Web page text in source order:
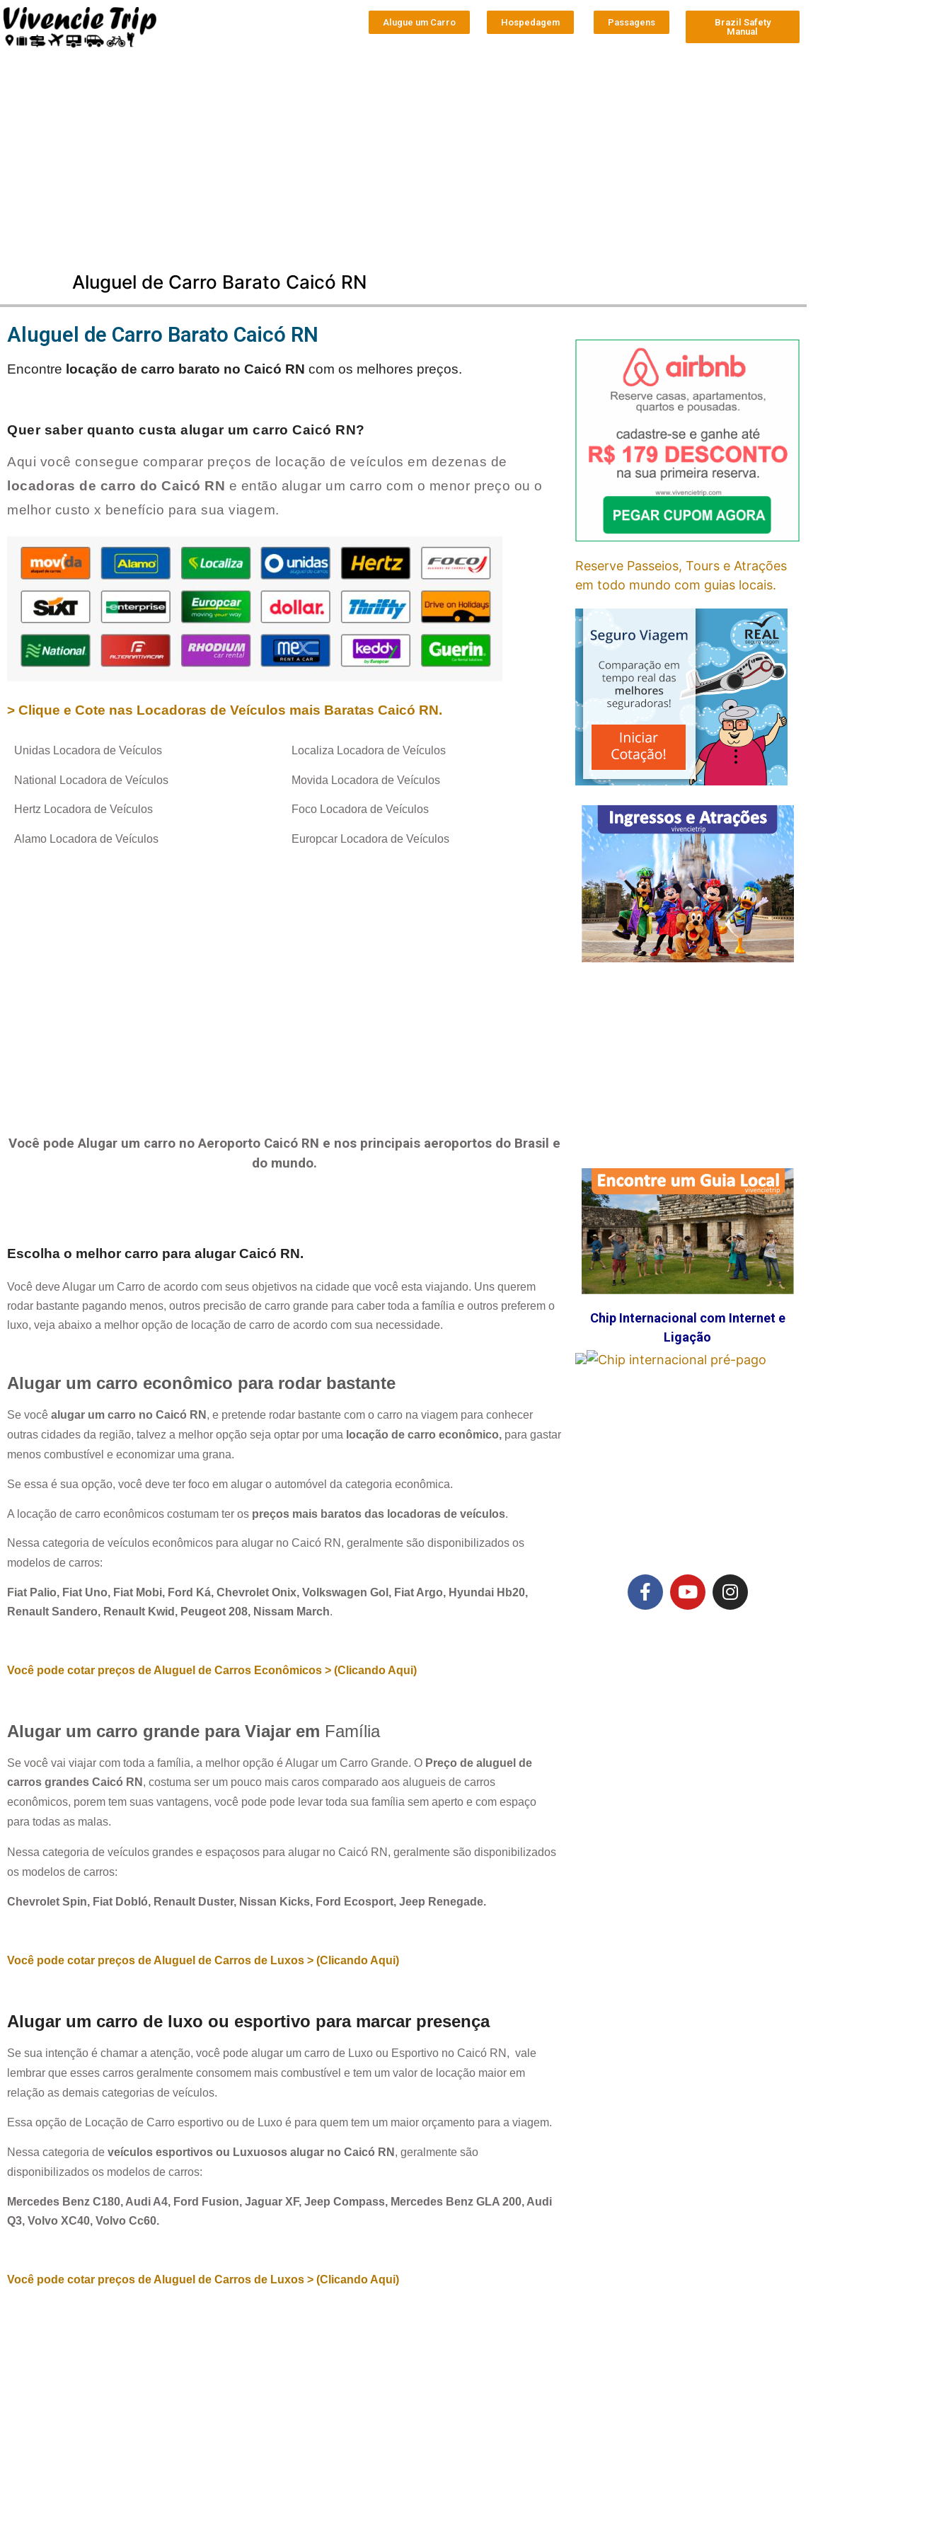
Alugue um Carro Hospedagem Passagens
Brazil Safety
Manual
Aluguel de Carro Barato Caicó RN
Aluguel de Carro Barato Caicó RN
Encontre locação de carro barato no Caicó RN com os melhores preços.
Quer saber quanto custa alugar um carro Caicó RN?
Aqui você consegue comparar preços de locação de veículos em dezenas de
locadoras de carro do Caicó RN e então alugar um carro com o menor preço ou o
melhor custo x benefício para sua viagem.
> Clique e Cote nas Locadoras de Veículos mais Baratas Caicó RN.
Unidas Locadora de Veículos
National Locadora de Veículos
Hertz Locadora de Veículos
Alamo Locadora de Veículos
Localiza Locadora de Veículos
Movida Locadora de Veículos
Foco Locadora de Veículos
Europcar Locadora de Veículos
Você pode Alugar um carro no Aeroporto Caicó RN e nos principais aeroportos do Brasil e
do mundo.
Escolha o melhor carro para alugarCaicó RN.
Você deve Alugar um Carro de acordo com seus objetivos na cidade que você esta viajando. Uns querem
rodar bastante pagando menos, outros precisão de carro grande para caber toda a família e outros preferem o
luxo, veja abaixo a melhor opção de locação de carro de acordo com sua necessidade.
Alugar um carro econômico para rodar bastante
Se você alugar um carro no Caicó RN , e pretende rodar bastante com o carro na viagem para conhecer
outras cidades da região, talvez a melhor opção seja optar por uma locação de carro econômico, para gastar
menos combustível e economizar uma grana.
Se essa é sua opção, você deve ter foco em alugar o automóvel da categoria econômica.
A locação de carro econômicos costumam ter os preços mais baratos das locadoras de veículos.
Nessa categoria de veículos econômicos para alugar no Caicó RN , geralmente são disponibilizados os
modelos de carros:
Fiat Palio, Fiat Uno, Fiat Mobi, Ford Ká, Chevrolet Onix, Volkswagen Gol, Fiat Argo, Hyundai Hb20,
Renault Sandero, Renault Kwid, Peugeot 208, Nissam March.
Você pode cotar preços de Aluguel de Carros Econômicos > (Clicando Aqui)
Alugar um carro grande para Viajar em Família
Se você vai viajar com toda a família, a melhor opção é Alugar um Carro Grande. O Preço de aluguel de
carros grandes Caicó RN , costuma ser um pouco mais caros comparado aos alugueis de carros
econômicos, porem tem suas vantagens, você pode pode levar toda sua família sem aperto e com espaço
para todas as malas.
Nessa categoria de veículos grandes e espaçosos para alugar no Caicó RN , geralmente são disponibilizados
os modelos de carros:
Chevrolet Spin, Fiat Dobló, Renault Duster, Nissan Kicks, Ford Ecosport, Jeep Renegade.
Você pode cotar preços de Aluguel de Carros de Luxos > (Clicando Aqui)
Alugar um carro de luxo ou esportivo para marcar presença
Se sua intenção é chamar a atenção, você pode alugar um carro de Luxo ou Esportivo no Caicó RN , vale
lembrar que esses carros geralmente consomem mais combustível e tem um valor de locação maior em
relação as demais categorias de veículos.
Essa opção de Locação de Carro esportivo ou de Luxo é para quem tem um maior orçamento para a viagem.
Nessa categoria de veículos esportivos ou Luxuosos alugar no Caicó RN , geralmente são
disponibilizados os modelos de carros:
Mercedes Benz C180, Audi A4, Ford Fusion, Jaguar XF, Jeep Compass, Mercedes Benz GLA 200, Audi
Q3, Volvo XC40, Volvo Cc60.
Você pode cotar preços de Aluguel de Carros de Luxos > (Clicando Aqui)
Reserve Passeios, Tours e Atrações
em todo mundo com guias locais.
Chip Internacional com Internet e
Ligação